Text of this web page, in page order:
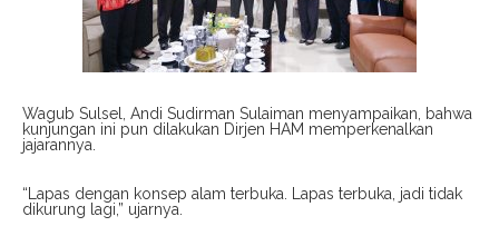
Wagub Sulsel, Andi Sudirman Sulaiman menyampaikan, bahwa
kunjungan ini pun dilakukan Dirjen HAM memperkenalkan
jajarannya.
“Lapas dengan konsep alam terbuka. Lapas terbuka, jadi tidak
dikurung lagi,” ujarnya.